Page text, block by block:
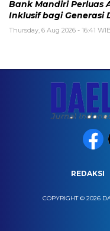
Bank Mandiri Perluas
Inklusif bagi Generasi
Thursday, 6 Aug 2026 - 16:41
REDAKSI
COPYRIGHT © 2026